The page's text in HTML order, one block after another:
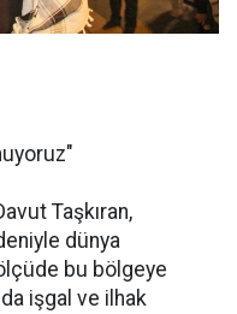
Taşkıran,
dünya
bu bölgeye
işgal ve ilhak